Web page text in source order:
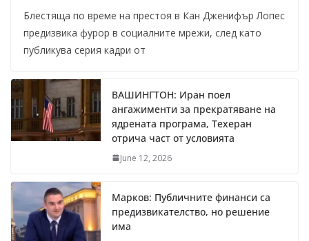
Блестяща по време на престоя в Кан Дженифър Лопес
предизвика фурор в социалните мрежи, след като
публикува серия кадри от
ВАШИНГТОН: Иран поел
ангажименти за прекратяване на
ядрената програма, Техеран
отрича част от условията
June 12, 2026
Марков: Публичните финанси са
предизвикателство, но решение
има